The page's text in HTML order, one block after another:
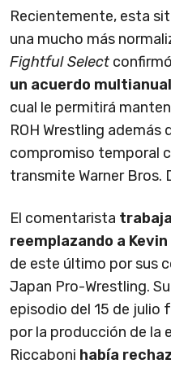
Recientemente, esta
una mucho más
Fightful Select
un acuerdo multianual
cual le permitirá
ROH Wrestling además
compromiso temporal
transmite Warner Bros.
El comentarista
reemplazando a Kevin
de este último por sus
Japan Pro-Wrestling.
episodio del 15 de julio
por la producción de la
Riccaboni había